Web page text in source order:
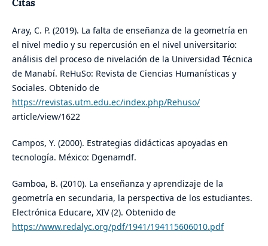
Citas
Aray, C. P. (2019). La falta de enseñanza de la geometría en
el nivel medio y su repercusión en el nivel universitario:
análisis del proceso de nivelación de la Universidad Técnica
de Manabí. ReHuSo: Revista de Ciencias Humanísticas y
Sociales. Obtenido de
https://revistas.utm.edu.ec/index.php/Rehuso/
article/view/1622
Campos, Y. (2000). Estrategias didácticas apoyadas en
tecnología. México: Dgenamdf.
Gamboa, B. (2010). La enseñanza y aprendizaje de la
geometría en secundaria, la perspectiva de los estudiantes.
Electrónica Educare, XIV (2). Obtenido de
https://www.redalyc.org/pdf/1941/194115606010.pdf